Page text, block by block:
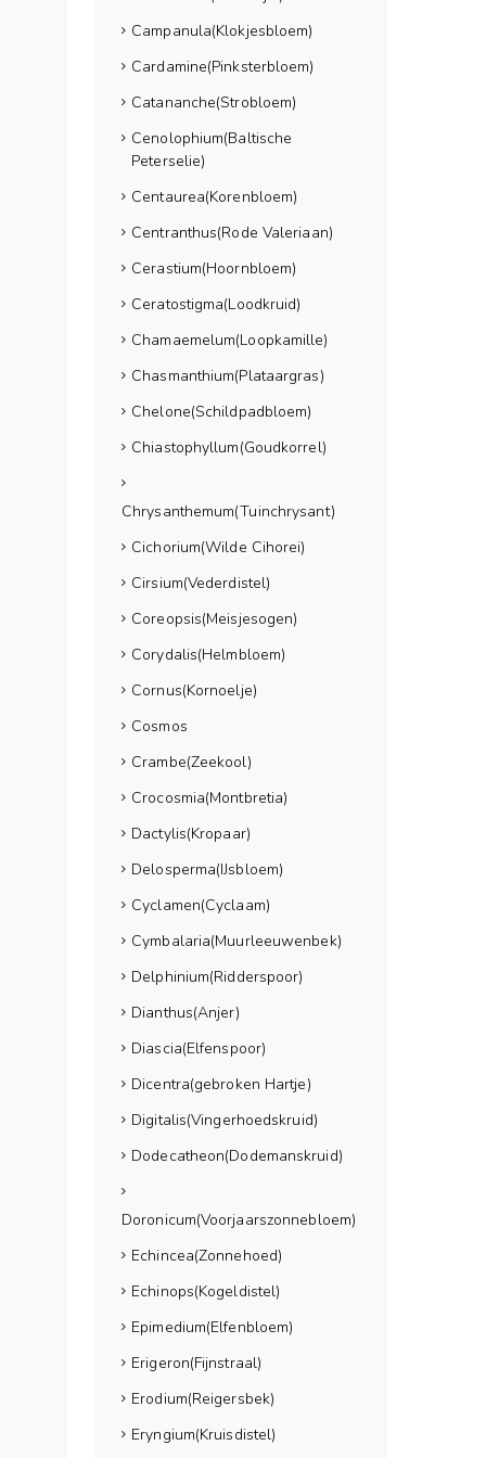
Campanula(Klokjesbloem)
Cardamine(Pinksterbloem)
Catananche(Strobloem)
Cenolophium(Baltische
Peterselie)
Centaurea(Korenbloem)
Centranthus(Rode Valeriaan)
Cerastium(Hoornbloem)
Ceratostigma(Loodkruid)
Chamaemelum(Loopkamille)
Chasmanthium(Plataargras)
Chelone(Schildpadbloem)
Chiastophyllum(Goudkorrel)
Chrysanthemum(Tuinchrysant)
Cichorium(Wilde Cihorei)
Cirsium(Vederdistel)
Coreopsis(Meisjesogen)
Corydalis(Helmbloem)
Cornus(Kornoelje)
Cosmos
Crambe(Zeekool)
Crocosmia(Montbretia)
Dactylis(Kropaar)
Delosperma(IJsbloem)
Cyclamen(Cyclaam)
Cymbalaria(Muurleeuwenbek)
Delphinium(Ridderspoor)
Dianthus(Anjer)
Diascia(Elfenspoor)
Dicentra(gebroken Hartje)
Digitalis(Vingerhoedskruid)
Dodecatheon(Dodemanskruid)
Doronicum(Voorjaarszonnebloem)
Echincea(Zonnehoed)
Echinops(Kogeldistel)
Epimedium(Elfenbloem)
Erigeron(Fijnstraal)
Erodium(Reigersbek)
Eryngium(Kruisdistel)